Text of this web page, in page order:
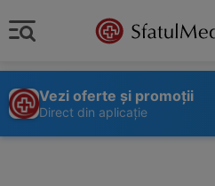
Vezi oferte și promoții
Direct din aplicație